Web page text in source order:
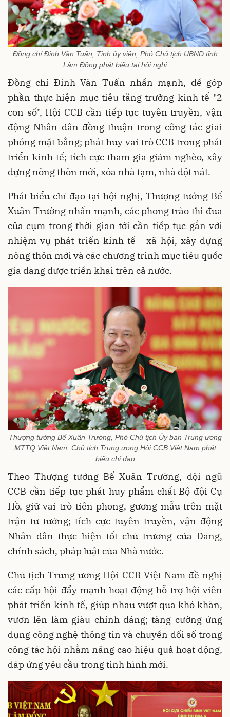
Đồng chí Đinh Văn Tuấn, Tỉnh ủy viên, Phó Chủ tịch UBND tỉnh
Lâm Đồng phát biểu tại hội nghị
Đồng chí Đinh Văn Tuấn nhấn mạnh, để góp
phần thực hiện mục tiêu tăng trưởng kinh tế "2
con số", Hội CCB cần tiếp tục tuyên truyền, vận
động Nhân dân đồng thuận trong công tác giải
phóng mặt bằng; phát huy vai trò CCB trong phát
triển kinh tế; tích cực tham gia giảm nghèo, xây
dựng nông thôn mới, xóa nhà tạm, nhà dột nát.
Phát biểu chỉ đạo tại hội nghị, Thượng tướng Bế
Xuân Trường nhấn mạnh, các phong trào thi đua
của cụm trong thời gian tới cần tiếp tục gắn với
nhiệm vụ phát triển kinh tế - xã hội, xây dựng
nông thôn mới và các chương trình mục tiêu quốc
gia đang được triển khai trên cả nước.
Thượng tướng Bế Xuân Trường, Phó Chủ tịch Ủy ban Trung ương
MTTQ Việt Nam, Chủ tịch Trung ương Hội CCB Việt Nam phát
biểu chỉ đạo
Theo Thượng tướng Bế Xuân Trường, đội ngũ
CCB cần tiếp tục phát huy phẩm chất Bộ đội Cụ
Hồ, giữ vai trò tiên phong, gương mẫu trên mặt
trận tư tưởng; tích cực tuyên truyền, vận động
Nhân dân thực hiện tốt chủ trương của Đảng,
chính sách, pháp luật của Nhà nước.
Chủ tịch Trung ương Hội CCB Việt Nam đề nghị
các cấp hội đẩy mạnh hoạt động hỗ trợ hội viên
phát triển kinh tế, giúp nhau vượt qua khó khăn,
vươn lên làm giàu chính đáng; tăng cường ứng
dụng công nghệ thông tin và chuyển đổi số trong
công tác hội nhằm nâng cao hiệu quả hoạt động,
đáp ứng yêu cầu trong tình hình mới.